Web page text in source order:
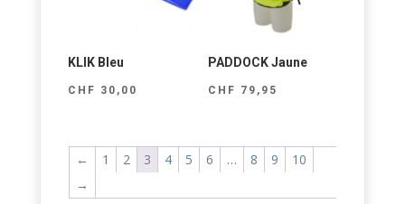
KLIK Bleu
CHF 30,00
PADDOCK Jaune
CHF 79,95
← 1 2 3 4 5 6 … 8 9
10
→